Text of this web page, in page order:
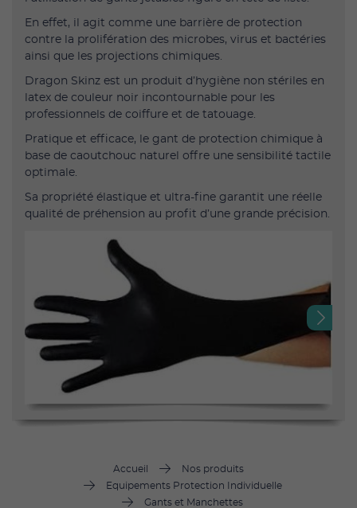
En effet, il agit comme une barrière de protection
contre la prolifération des microbes, virus et bactéries
ainsi que les projections chimiques.
Dragon Skinz est un produit d’hygiène non stériles en
latex de couleur noir incontournable pour les
professionnels de coiffure et de tatouage.
Pratique et efficace, le gant de protection chimique à
base de caoutchouc naturel offre une sensibilité tactile
optimale.
Sa propriété élastique et ultra-fine garantit une réelle
qualité de préhension au profit d’une grande précision.
Accueil
Nos produits
Equipements Protection Individuelle
Gants et Manchettes